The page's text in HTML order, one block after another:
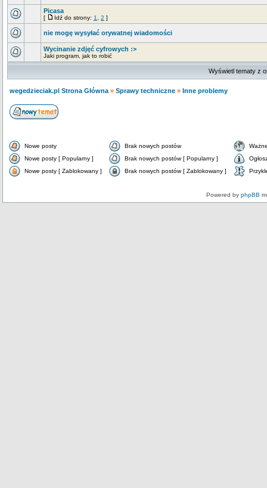
Picasa
[ Idź do strony: 1 2 ]
nie mogę wysyłać orywatnej wiadomości
Wycinanie zdjęć cyfrowych :>
Jaki program, jak to robić
Wyświetl tematy z
wegedzieciak.pl Strona Główna » Sprawy techniczne » Inne problemy
Nowe posty Brak nowych postów
Nowe posty [ Popularny ]
Brak nowych postów [ Popularny ]
Nowe posty [ Zablokowany ]
Brak nowych postów [ Zablokowany ]
Powered by phpBB